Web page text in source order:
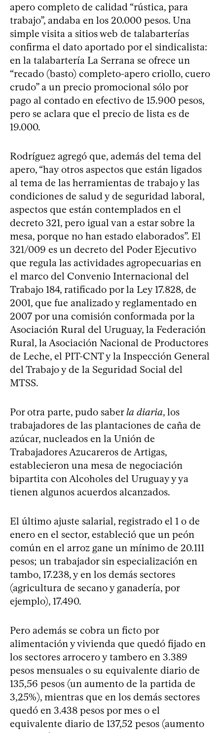
apero completo de calidad “rústica, para
trabajo”, andaba en los 20.000 pesos. Una
simple visita a sitios web de talabarterías
confirma el dato aportado por el sindicalista:
en la talabartería La Serrana se ofrece un
“recado (basto) completo-apero criollo, cuero
crudo” a un precio promocional sólo por
pago al contado en efectivo de 15.900 pesos,
pero se aclara que el precio de lista es de
19.000.
Rodríguez agregó que, además del tema del
apero, “hay otros aspectos que están ligados
al tema de las herramientas de trabajo y las
condiciones de salud y de seguridad laboral,
aspectos que están contemplados en el
decreto 321, pero igual van a estar sobre la
mesa, porque no han estado elaborados”. El
321/009 es un decreto del Poder Ejecutivo
que regula las actividades agropecuarias en
el marco del Convenio Internacional del
Trabajo 184, ratificado por la Ley 17.828, de
2001, que fue analizado y reglamentado en
2007 por una comisión conformada por la
Asociación Rural del Uruguay, la Federación
Rural, la Asociación Nacional de Productores
de Leche, el PIT-CNT y la Inspección General
del Trabajo y de la Seguridad Social del
MTSS.
Por otra parte, pudo saberla diaria, los
trabajadores de las plantaciones de caña de
azúcar, nucleados en la Unión de
Trabajadores Azucareros de Artigas,
establecieron una mesa de negociación
bipartita con Alcoholes del Uruguay y ya
tienen algunos acuerdos alcanzados.
El último ajuste salarial, registrado el 1 o de
enero en el sector, estableció que un peón
común en el arroz gane un mínimo de 20.111
pesos; un trabajador sin especialización en
tambo, 17.238, y en los demás sectores
(agricultura de secano y ganadería, por
ejemplo), 17.490.
Pero además se cobra un ficto por
alimentación y vivienda que quedó fijado en
los sectores arrocero y tambero en 3.389
pesos mensuales o su equivalente diario de
135,56 pesos (un aumento de la partida de
3,25%), mientras que en los demás sectores
quedó en 3.438 pesos por mes o el
equivalente diario de 137,52 pesos (aumento